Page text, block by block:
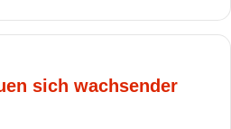
sich wachsender